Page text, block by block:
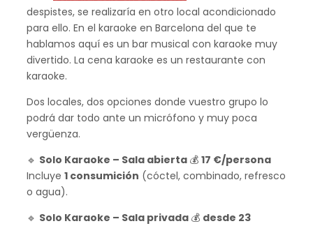
despistes, se realizaría en otro local acondicionado
para ello. En el karaoke en Barcelona del que te
hablamos aquí es un bar musical con karaoke muy
divertido. La cena karaoke es un restaurante con
karaoke.
Dos locales, dos opciones donde vuestro grupo lo
podrá dar todo ante un micrófono y muy poca
vergüenza.
🔹 Solo Karaoke – Sala abierta 💰 17 €/persona
Incluye 1 consumición (cóctel, combinado, refresco
o agua).
🔹 Solo Karaoke – Sala privada 💰 desde 23